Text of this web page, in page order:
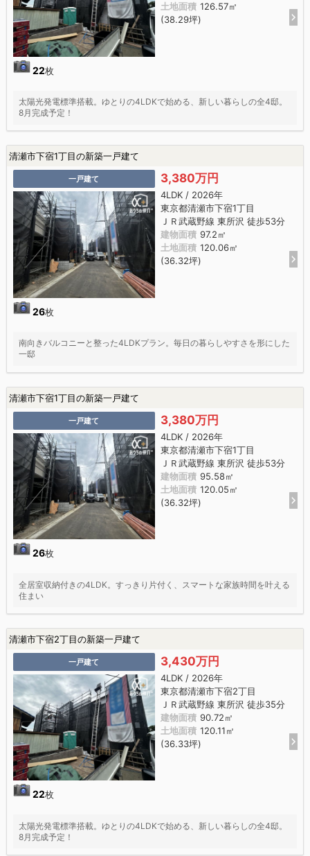
22枚
土地面積 126.57㎡
(38.29坪)
太陽光発電標準搭載。ゆとりの4LDKで始める、新しい暮らしの全4邸。
8月完成予定！
清瀬市下宿1丁目の新築一戸建て
一戸建て
26枚
3,380万円
4LDK / 2026年
東京都清瀬市下宿1丁目
ＪＲ武蔵野線 東所沢 徒歩53分
建物面積 97.2㎡
土地面積 120.06㎡
(36.32坪)
南向きバルコニーと整った4LDKプラン。毎日の暮らしやすさを形にした
一邸
清瀬市下宿1丁目の新築一戸建て
一戸建て
26枚
3,380万円
4LDK / 2026年
東京都清瀬市下宿1丁目
ＪＲ武蔵野線 東所沢 徒歩53分
建物面積 95.58㎡
土地面積 120.05㎡
(36.32坪)
全居室収納付きの4LDK。すっきり片付く、スマートな家族時間を叶える
住まい
清瀬市下宿2丁目の新築一戸建て
一戸建て
22枚
3,430万円
4LDK / 2026年
東京都清瀬市下宿2丁目
ＪＲ武蔵野線 東所沢 徒歩35分
建物面積 90.72㎡
土地面積 120.11㎡
(36.33坪)
太陽光発電標準搭載。ゆとりの4LDKで始める、新しい暮らしの全4邸。
8月完成予定！